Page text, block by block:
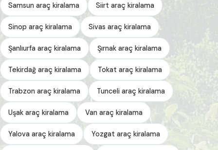
Samsun araç kiralama Siirt araç kiralama
Sinop araç kiralama Sivas araç kiralama
Şanlıurfa araç kiralama Şırnak araç kiralama
Tekirdağ araç kiralama Tokat araç kiralama
Trabzon araç kiralama Tunceli araç kiralama
Uşak araç kiralama Van araç kiralama
Yalova araç kiralama Yozgat araç kiralama